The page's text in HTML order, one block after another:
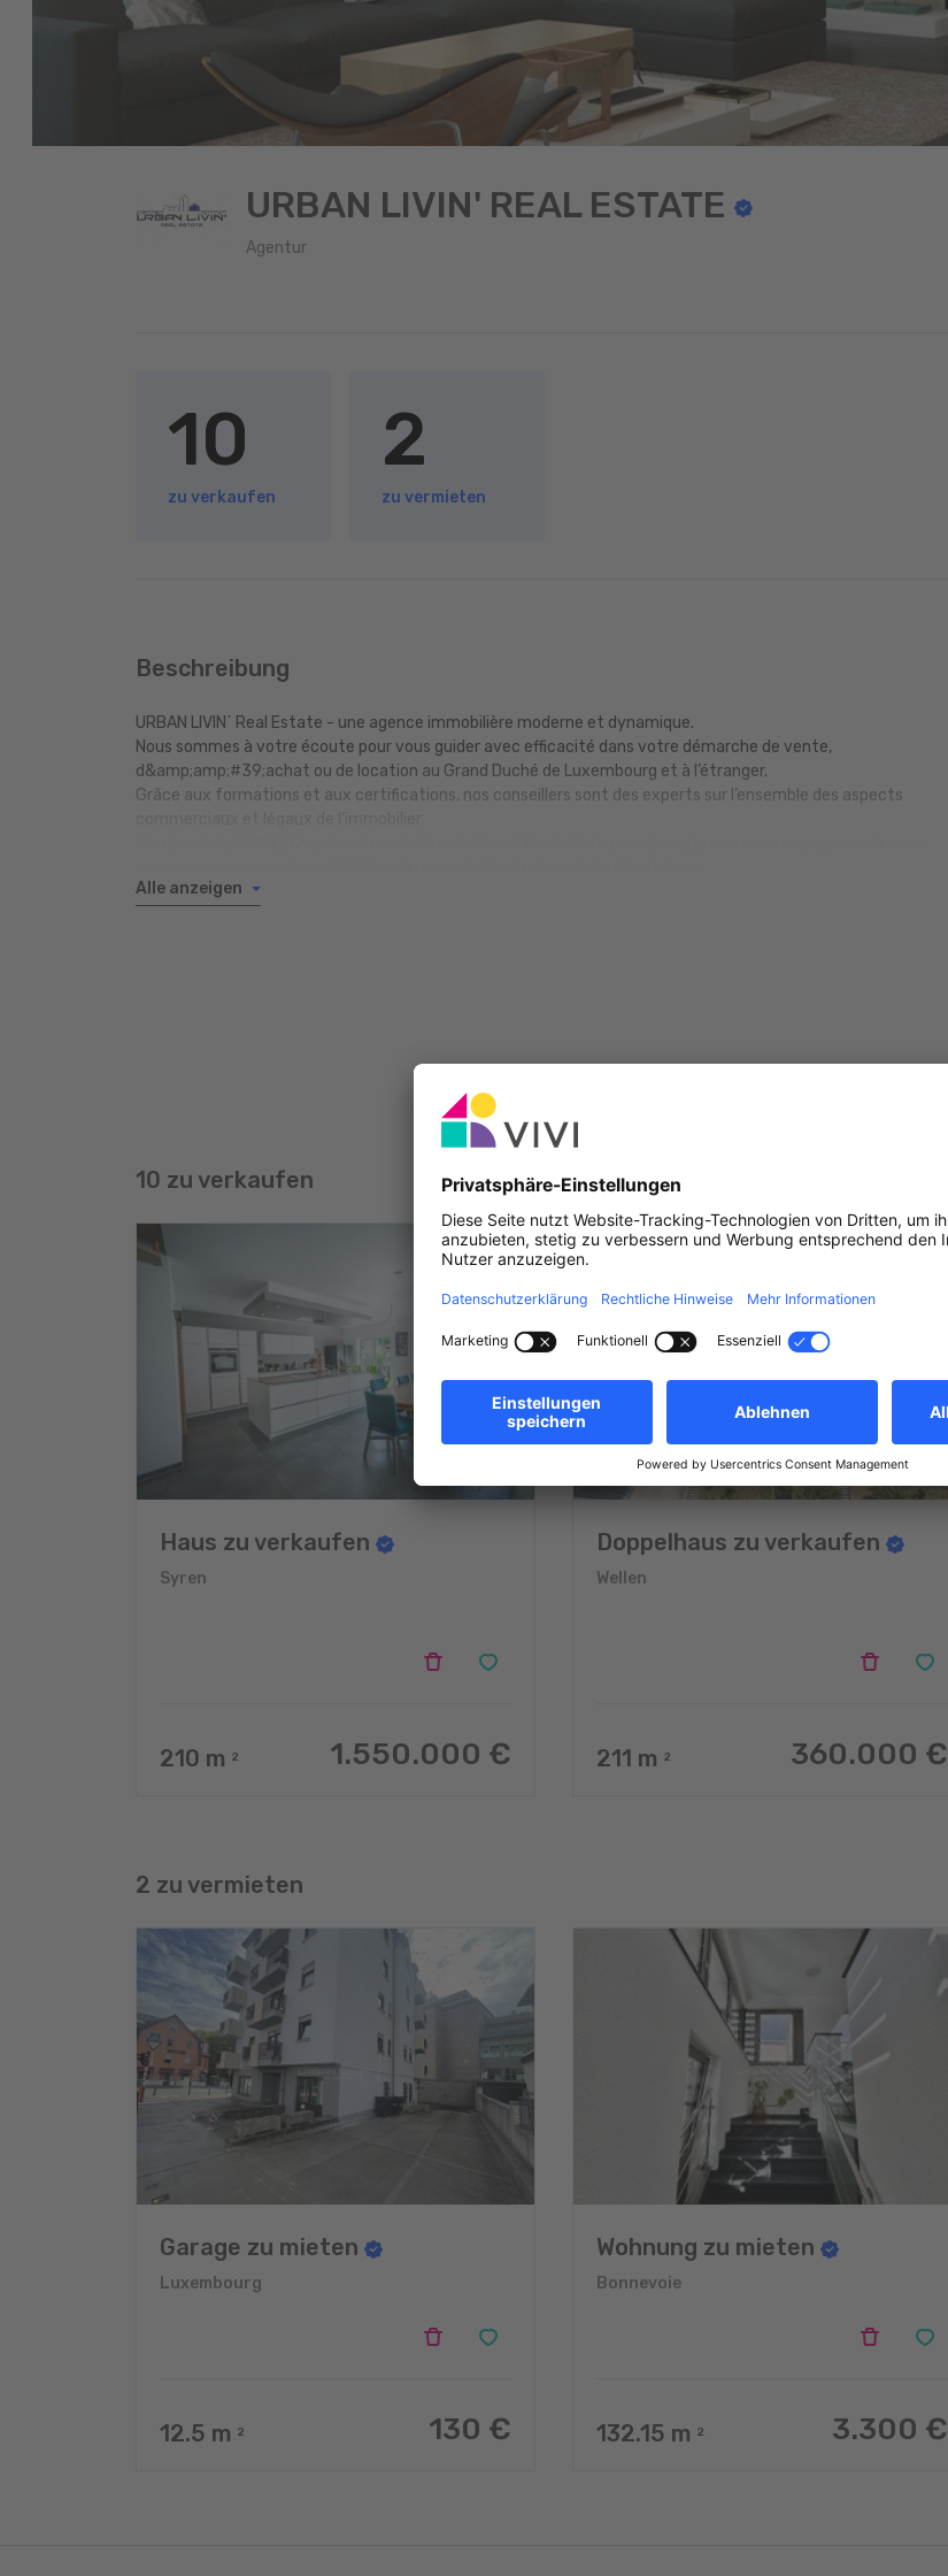
URBAN LIVIN' REAL ESTATE
Agentur
10
zu verkaufen
2
zu vermieten
Beschreibung
URBAN LIVIN´ Real Estate - une agence immobilière moderne et dynamique.
Nous sommes à votre écoute pour vous guider avec efficacité dans votre démarche de vente,
d&amp;amp;#39;achat ou de location au Grand Duché de Luxembourg et à l’étranger.
Grâce aux formations et aux certifications, nos conseillers sont des experts sur l’ensemble des aspects
Alle anzeigen
10 zu verkaufen
Haus zu verkaufen
Syren
210 m 2 1.550.000 €
Doppelhaus zu verkaufen
Wellen
211 m 2 360.000 €
2 zu vermieten
Garage zu mieten
Luxembourg
12.5 m 2 130 €
Wohnung zu mieten
Bonnevoie
132.15 m 2 3.300 €